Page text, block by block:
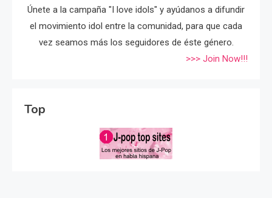
Únete a la campaña "I love idols" y ayúdanos a difundir
el movimiento idol entre la comunidad, para que cada
vez seamos más los seguidores de éste género.
>>> Join Now!!!
Top